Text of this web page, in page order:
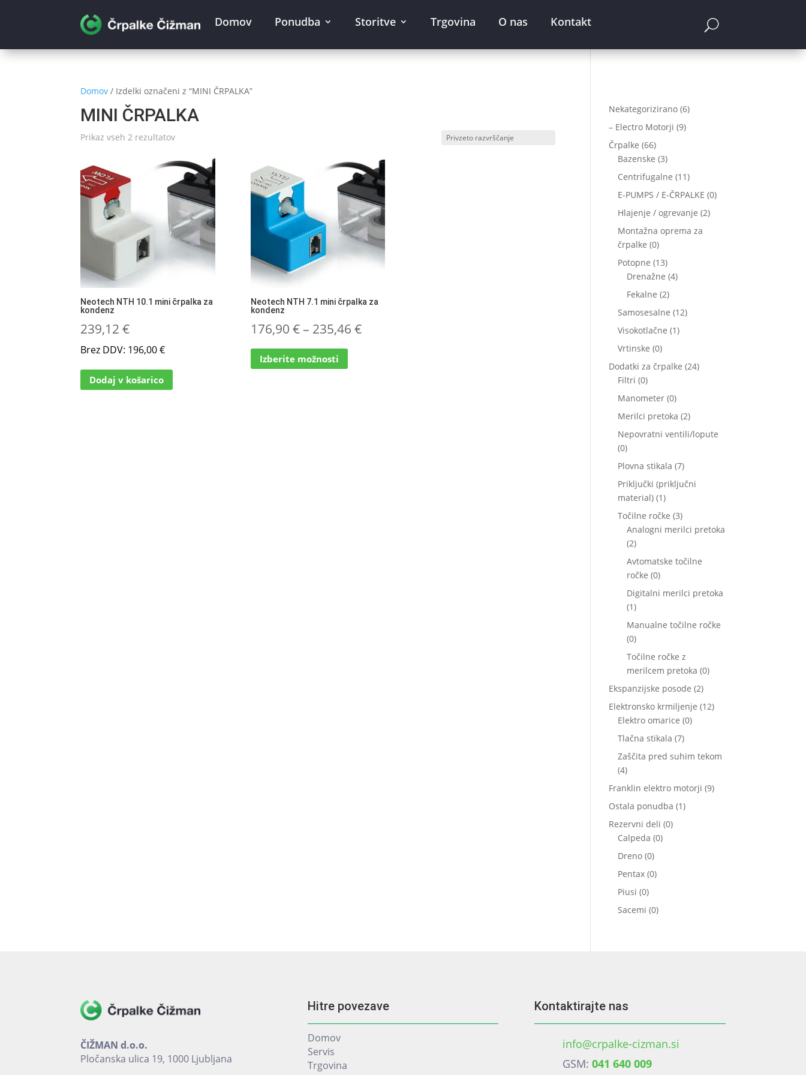
Domov Ponudba Storitve Trgovina O nas Kontakt
Domov / Izdelki označeni z “MINI ČRPALKA”
MINI ČRPALKA
Prikaz vseh 2 rezultatov
Neotech NTH 10.1 mini črpalka za
kondenz
239,12€
Brez DDV: 196,00€
Dodaj v košarico
Neotech NTH 7.1 mini črpalka za
kondenz
176,90 €– 235,46 €Cenovni
Izberite možnosti
Ta
Nekategorizirano 66
– Electro Motorji 99
Črpalke 6666
izdelkov
Bazenske 33
izdelki
Centrifugalne 1111
izdelkov
E-PUMPS / E-ČRPALKE 00
Hlajenje / ogrevanje 22
Montažna oprema za
črpalke 00
izdelkov
Potopne 1313
izdelkov
Drenažne 44
Fekalne 22
izdelka
Samosesalne 1212
Visokotlačne 11
Vrtinske 00
izdelkov
Dodatki za črpalke 2424
Filtri 00
izdelkov
Manometer 00
izdelkov
Merilci pretoka 22
izdelka
Nepovratni ventili/lopute
00
izdelkov
Plovna stikala 77
izdelkov
Priključki (priključni
material) 11
izdelek
Točilne ročke 33
izdelki
Analogni merilci pretoka
22
izdelka
Avtomatske točilne
ročke 00
izdelkov
Digitalni merilci pretoka
11
izdelek
Manualne točilne ročke
00
izdelkov
Točilne ročke z
merilcem pretoka 00
Ekspanzijske posode 22
izdelka
Elektronsko krmiljenje 1212
Elektro omarice 00
Tlačna stikala 77
izdelkov
Zaščita pred suhim tekom
44
izdelki
Franklin elektro motorji 99
Ostala ponudba 11
Rezervni deli 00
Calpeda 00
Dreno 00
izdelkov
Pentax 00
Piusi 00
izdelkov
Sacemi 00
ČIŽMAN d.o.o.
Pločanska ulica 19, 1000 Ljubljana
Hitre povezave
Domov
Servis
Trgovina
Kontaktirajte nas
info@crpalke-cizman.si
GSM:041 640 009